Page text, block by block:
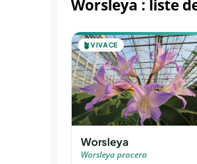
Worsleya : liste
🪴VIVACE
Worsleya
Worsleya procera